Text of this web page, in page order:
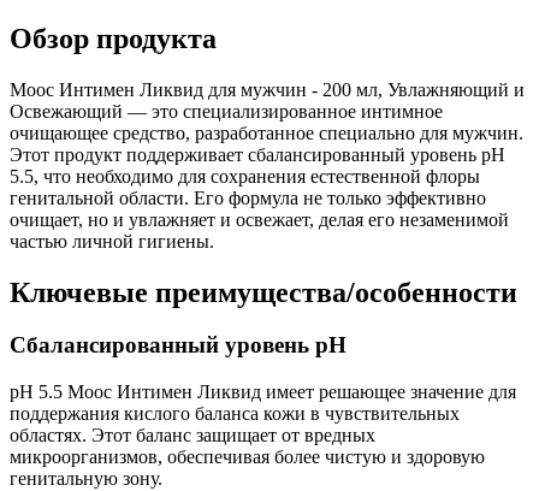
Обзор продукта
Моос Интимен Ликвид для мужчин - 200 мл, Увлажняющий и
Освежающий — это специализированное интимное
очищающее средство, разработанное специально для мужчин.
Этот продукт поддерживает сбалансированный уровень pH
5.5, что необходимо для сохранения естественной флоры
генитальной области. Его формула не только эффективно
очищает, но и увлажняет и освежает, делая его незаменимой
частью личной гигиены.
Ключевые преимущества/особенности
Сбалансированный уровень pH
pH 5.5 Моос Интимен Ликвид имеет решающее значение для
поддержания кислого баланса кожи в чувствительных
областях. Этот баланс защищает от вредных
микроорганизмов, обеспечивая более чистую и здоровую
генитальную зону.